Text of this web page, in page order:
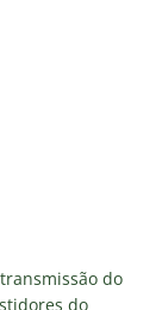
do
do